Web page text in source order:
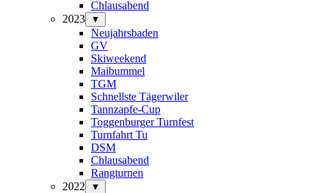
Chlausabend
2023
▼
Neujahrsbaden
GV
Skiweekend
Maibummel
TGM
Schnellste Tägerwiler
Tannzapfe-Cup
Toggenburger Turnfest
Turnfahrt Tu
DSM
Chlausabend
Rangturnen
2022
▼